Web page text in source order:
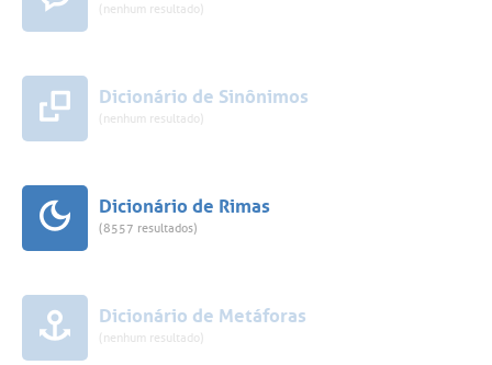
(nenhum resultado)
Dicionário de Sinônimos
(nenhum resultado)
Dicionário de Rimas
(8557 resultados)
Dicionário de Metáforas
(nenhum resultado)